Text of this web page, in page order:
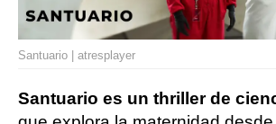
Santuario | atresplayer
Santuario es un thriller de